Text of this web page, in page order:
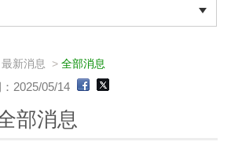
最新消息 > 全部消息
2025/05/14
部消息